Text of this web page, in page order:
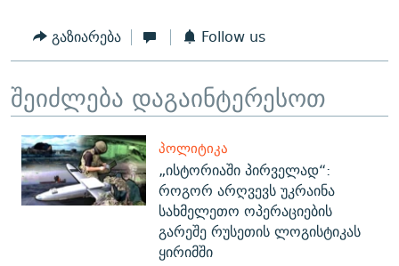
გაზიარება Follow us
შეიძლება დაგაინტერესოთ
ᲞᲝᲚᲘᲢᲘᲙᲐ
„ისტორიაში პირველად“:
როგორ არღვევს უკრაინა
სახმელეთო ოპერაციების
გარეშე რუსეთის ლოგისტიკას
ყირიმში